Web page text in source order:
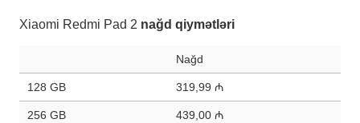
Xiaomi Redmi Pad 2 nağd qiymətləri
Nağd
128 GB 319,99 ₼
256 GB 439,00 ₼